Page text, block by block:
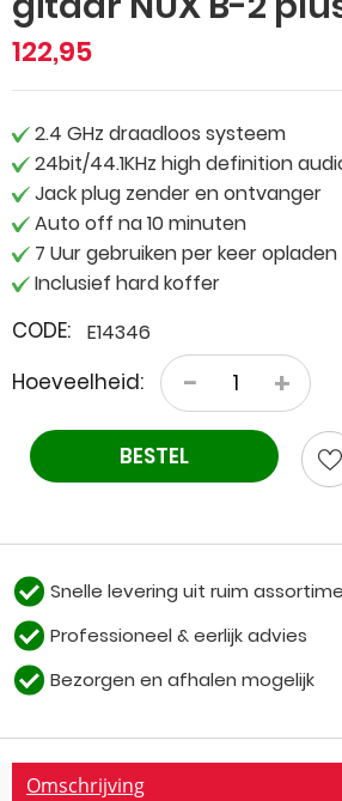
122,95
2.4 GHz draadloos systeem
24bit/44.1KHz high definition
Jack plug zender en ontvanger
Auto off na 10 minuten
7 Uur gebruiken per keer opladen
Inclusief hard koffer
CODE: E14346
Hoeveelheid: +
−
BESTEL
Snelle levering uit ruim
Professioneel & eerlijk advies
Bezorgen en afhalen mogelijk
Omschrijving